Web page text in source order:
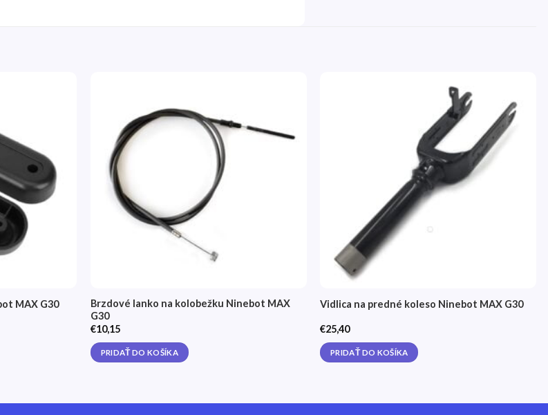
MAX G30
zoznamu
želaní
Brzdové lanko na kolobežku Ninebot MAX
G30
€10,15
PRIDAŤ DO KOŠÍKA
Pridať
do
zoznamu
želaní
Vidlica na predné koleso Ninebot MAX G30
€25,40
PRIDAŤ DO KOŠÍKA